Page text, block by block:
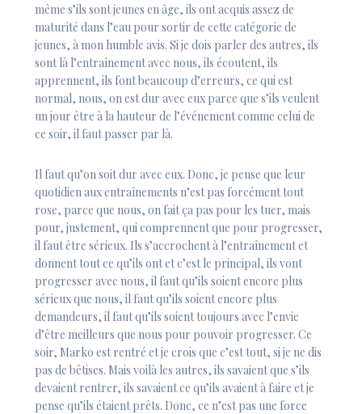
même s’ils sont jeunes en âge, ils ont acquis assez de
maturité dans l’eau pour sortir de cette catégorie de
jeunes, à mon humble avis. Si je dois parler des autres, ils
sont là l’entraînement avec nous, ils écoutent, ils
apprennent, ils font beaucoup d’erreurs, ce qui est
normal, nous, on est dur avec eux parce que s’ils veulent
un jour être à la hauteur de l’événement comme celui de
ce soir, il faut passer par là.
Il faut qu’on soit dur avec eux. Donc, je pense que leur
quotidien aux entraînements n’est pas forcément tout
rose, parce que nous, on fait ça pas pour les tuer, mais
pour, justement, qui comprennent que pour progresser,
il faut être sérieux. Ils s’accrochent à l’entraînement et
donnent tout ce qu’ils ont et c’est le principal, ils vont
progresser avec nous, il faut qu’ils soient encore plus
sérieux que nous, il faut qu’ils soient encore plus
demandeurs, il faut qu’ils soient toujours avec l’envie
d’être meilleurs que nous pour pouvoir progresser. Ce
soir, Marko est rentré et je crois que c’est tout, si je ne dis
pas de bêtises. Mais voilà les autres, ils savaient que s’ils
devaient rentrer, ils savaient ce qu’ils avaient à faire et je
pense qu’ils étaient prêts. Donc, ce n’est pas une force